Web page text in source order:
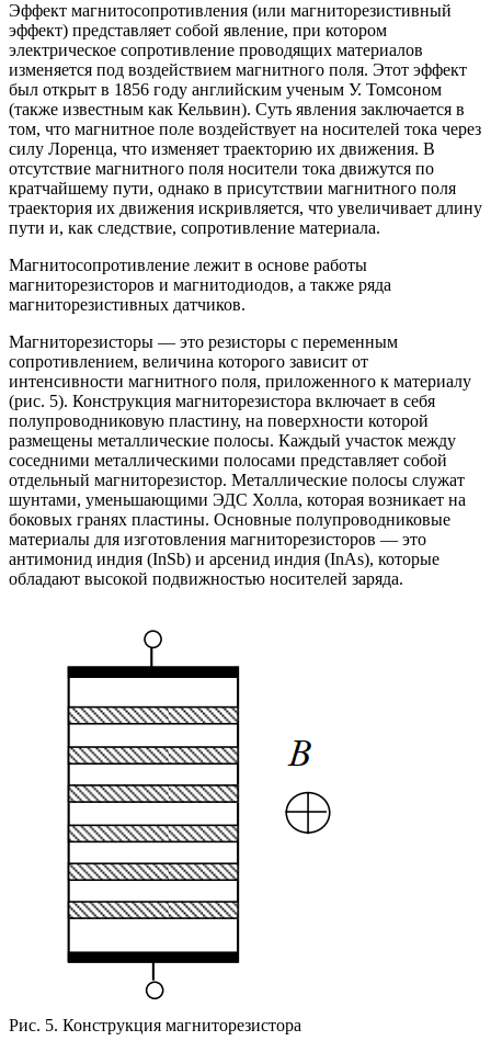
Эффект магнитосопротивления (или магниторезистивный
эффект) представляет собой явление, при котором
электрическое сопротивление проводящих материалов
изменяется под воздействием магнитного поля. Этот эффект
был открыт в 1856 году английским ученым У. Томсоном
(также известным как Кельвин). Суть явления заключается в
том, что магнитное поле воздействует на носителей тока через
силу Лоренца, что изменяет траекторию их движения. В
отсутствие магнитного поля носители тока движутся по
кратчайшему пути, однако в присутствии магнитного поля
траектория их движения искривляется, что увеличивает длину
пути и, как следствие, сопротивление материала.
Магнитосопротивление лежит в основе работы
магниторезисторов и магнитодиодов, а также ряда
магниторезистивных датчиков.
Магниторезисторы — это резисторы с переменным
сопротивлением, величина которого зависит от
интенсивности магнитного поля, приложенного к материалу
(рис. 5). Конструкция магниторезистора включает в себя
полупроводниковую пластину, на поверхности которой
размещены металлические полосы. Каждый участок между
соседними металлическими полосами представляет собой
отдельный магниторезистор. Металлические полосы служат
шунтами, уменьшающими ЭДС Холла, которая возникает на
боковых гранях пластины. Основные полупроводниковые
материалы для изготовления магниторезисторов — это
антимонид индия (InSb) и арсенид индия (InAs), которые
обладают высокой подвижностью носителей заряда.
Рис. 5. Конструкция магниторезистора